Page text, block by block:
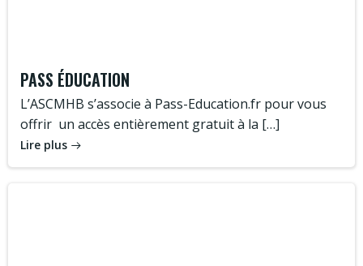
PASS ÉDUCATION
L’ASCMHB s’associe à Pass-Education.fr pour vous
offrir un accès entièrement gratuit à la […]
Lire plus